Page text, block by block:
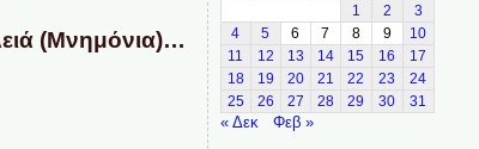
(Μνημόνια)…
1
2
3
4
5 6 7 8 9
10
11
12 13 14 15 16
17
18
19 20 21 22 23
24
25
26 27 28 29 30 31
« Δεκ Φεβ »